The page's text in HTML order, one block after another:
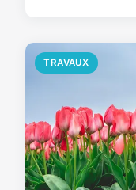
TRAVAUX